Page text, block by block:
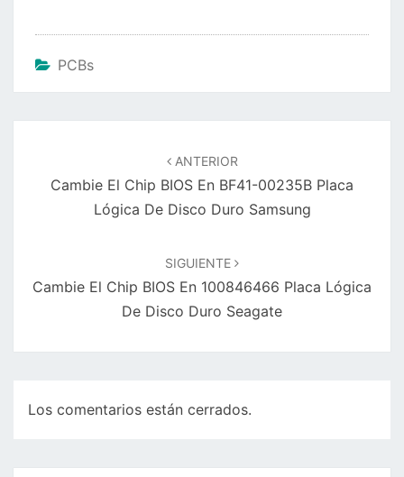
PCBs
entradas
ANTERIOR
Cambie El Chip BIOS En BF41-00235B Placa
Lógica De Disco Duro Samsung
SIGUIENTE
Cambie El Chip BIOS En 100846466 Placa Lógica
De Disco Duro Seagate
Los comentarios están cerrados.